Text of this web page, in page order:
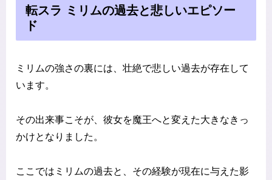
転スラ ミリムの過去と悲しいエピソー
ド
ミリムの強さの裏には、壮絶で悲しい過去が存在して
います。
その出来事こそが、彼女を魔王へと変えた大きなきっ
かけとなりました。
ここではミリムの過去と、その経験が現在に与えた影